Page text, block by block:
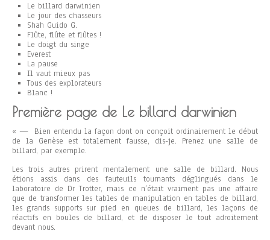
Le billard darwinien
Le jour des chasseurs
Shah Guido G.
Flûte, flûte et flûtes !
Le doigt du singe
Everest
La pause
Il vaut mieux pas
Tous des explorateurs
Blanc !
Première page de Le billard darwinien
« — Bien entendu la façon dont on conçoit ordinairement le début
de la Genèse est totalement fausse, dis-je. Prenez une salle de
billard, par exemple.
Les trois autres prirent mentalement une salle de billard. Nous
étions assis dans des fauteuils tournants déglingués dans le
laboratoire de Dr Trotter, mais ce n’était vraiment pas une affaire
que de transformer les tables de manipulation en tables de billard,
les grands supports sur pied en queues de billard, les laçons de
réactifs en boules de billard, et de disposer le tout adroitement
devant nous.